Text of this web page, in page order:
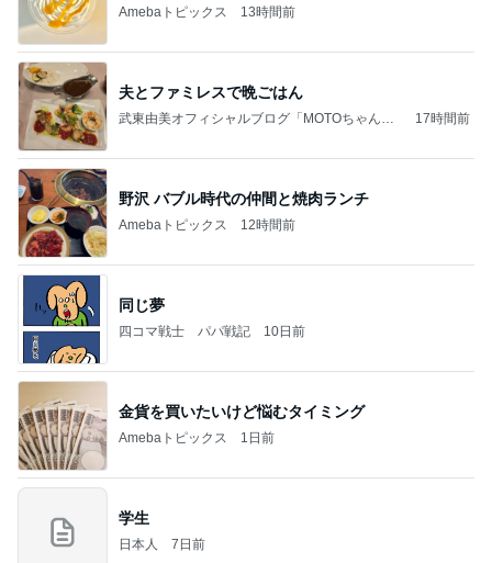
Amebaトピックス 13時間前
夫とファミレスで晩ごはん
武東由美オフィシャルブログ「MOTOちゃんと
17時間前
野沢 バブル時代の仲間と焼肉ランチ
Amebaトピックス 12時間前
同じ夢
四コマ戦士 パパ戦記 10日前
金貨を買いたいけど悩むタイミング
Amebaトピックス 1日前
学生
日本人 7日前